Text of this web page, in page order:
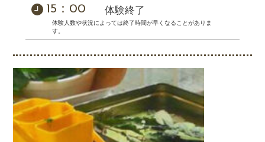
15：00 体験終了
体験人数や状況によっては終了時間が早くなることがありま
す。